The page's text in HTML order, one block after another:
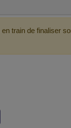
train de finaliser